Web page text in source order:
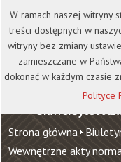
Wirtualna Uczelnia
Uniwersytet
Strona główna
Wewnętrzne akty
W ramach naszej witryny
treści dostępnych w
witryny bez zmiany
zamieszczane w
dokonać w każdym czasie
Polityce